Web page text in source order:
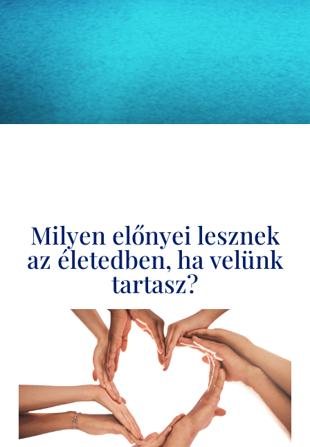
Milyen előnyei lesznek
az életedben, ha velünk
tartasz?